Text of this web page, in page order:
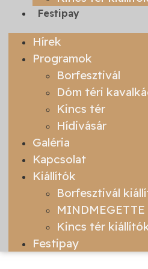
Festipay
Hírek
Programok
Borfesztivál
Dóm téri
Kincs tér
Hídivásár
Galéria
Kapcsolat
Kiállítók
Borfesztivál
Kincs tér
Festipay